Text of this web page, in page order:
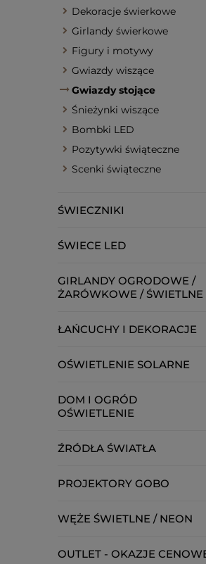
Dekoracje świerkowe
Girlandy świerkowe
Figury i motywy
Gwiazdy wiszące
Gwiazdy stojące
Śnieżynki wiszące
Bombki LED
Pozytywki świąteczne
Scenki świąteczne
ŚWIECZNIKI
ŚWIECE LED
GIRLANDY OGRODOWE /
ŻARÓWKOWE / ŚWIETLNE
ŁAŃCUCHY I DEKORACJE
OŚWIETLENIE SOLARNE
DOM I OGRÓD
OŚWIETLENIE
ŹRÓDŁA ŚWIATŁA
PROJEKTORY GOBO
WĘŻE ŚWIETLNE / NEON
OUTLET - OKAZJE